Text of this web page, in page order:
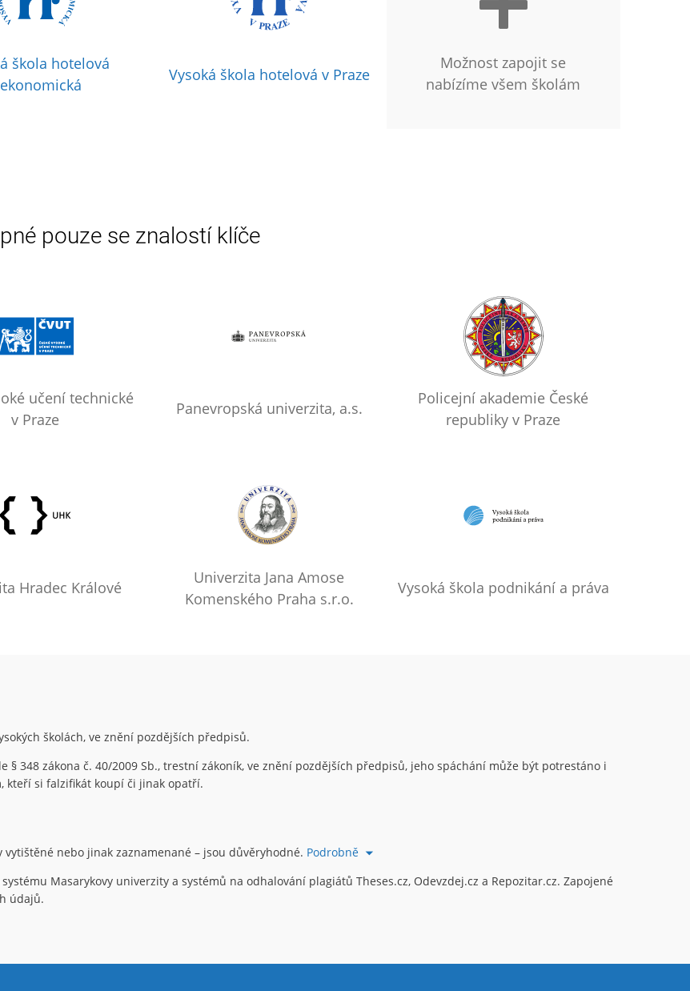
škola hotelová
Vysoká škola hotelová v Praze
Možnost zapojit se
nabízíme všem školám
pouze se znalostí klíče
učení technické
v Praze
Panevropská univerzita, a.s.
Policejní akademie České
republiky v Praze
Hradec Králové
Univerzita Jana Amose
Komenského Praha s.r.o.
Vysoká škola podnikání a práva
školách, ve znění pozdějších předpisů.
§ 348 zákona č. 40/2009 Sb., trestní zákoník, ve znění pozdějších předpisů, jeho spáchání může být potrestáno i
kteří si falzifikát koupí či jinak opatří.
nebo jinak zaznamenané – jsou důvěryhodné. Podrobně
Masarykovy univerzity a systémů na odhalování plagiátů Theses.cz, Odevzdej.cz a Repozitar.cz. Zapojené
údajů.